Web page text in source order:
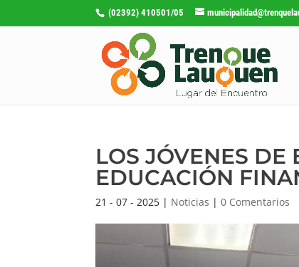
(02392) 410501/05
LOS JÓVENES DE
EDUCACIÓN
21 - 07 - 2025 | Noticias |0 Comentarios